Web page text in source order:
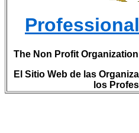
The Non Profit
El Sitio Web de las
los